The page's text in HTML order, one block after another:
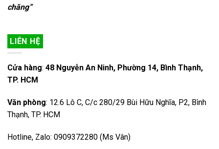
chăng”
LIÊN HỆ
Cửa hàng: 48 Nguyễn An Ninh, Phường 14, Bình Thạnh,
TP. HCM
Văn phòng: 12.6 Lô C, C/c 280/29 Bùi Hữu Nghĩa, P2, Bình
Thạnh, TP. HCM
Hotline, Zalo: 0909372280 (Ms Vân)